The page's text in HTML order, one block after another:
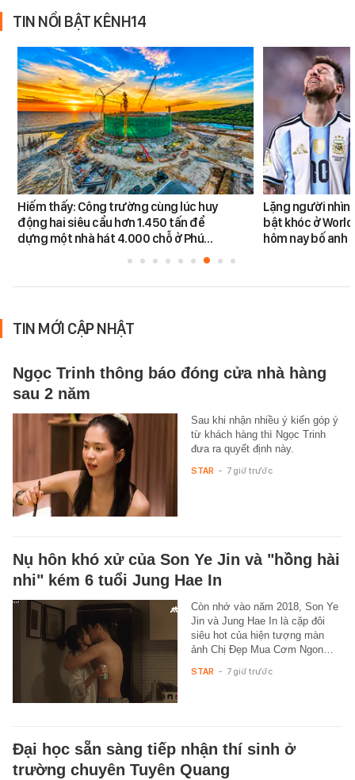
TIN NỔI BẬT KÊNH14
Hiếm thấy: Công trường cùng lúc huy
động hai siêu cẩu hơn 1.450 tấn để
dựng một nhà hát 4.000 chỗ ở Phú…
Lặng người nhìn
bật khóc ở
hôm nay bố anh
TIN MỚI CẬP NHẬT
Ngọc Trinh thông báo đóng cửa nhà hàng
sau 2 năm
Sau khi nhận nhiều ý kiến góp ý
từ khách hàng thì Ngọc Trinh
đưa ra quyết định này.
STAR - 7 giờ trước
Nụ hôn khó xử của Son Ye Jin và "hồng hài
nhi" kém 6 tuổi Jung Hae In
Còn nhớ vào năm 2018, Son Ye
Jin và Jung Hae In là cặp đôi
siêu hot của hiện tượng màn
ảnh Chị Đẹp Mua Cơm Ngon…
STAR - 7 giờ trước
Đại học sẵn sàng tiếp nhận thí sinh ở
trường chuyên Tuyên Quang